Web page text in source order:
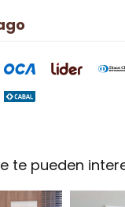
te pueden